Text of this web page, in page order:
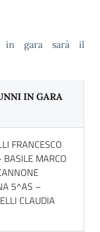
in gara sarà il
IN GARA
FRANCESCO
MARCO
5^AS –
CLAUDIA